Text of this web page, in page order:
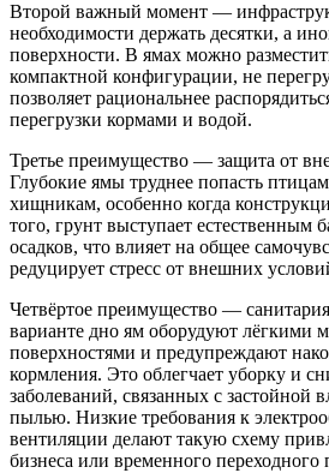
Второй важный момент —
необходимости держать десятки, а
поверхности. В ямах можно
компактной конфигурации, не
позволяет рациональнее
перегрузки кормами и водой.
Третье преимущество — защита от
Глубокие ямы труднее попасть
хищникам, особенно когда
того, грунт выступает естественным
осадков, что влияет на общее
редуцирует стресс от внешних
Четвёртое преимущество —
варианте дно ям оборудуют лёгкими
поверхностями и предупреждают
кормления. Это облегчает уборку и
заболеваний, связанных с застойной
пылью. Низкие требования к
вентиляции делают такую схему
бизнеса или временного переходного